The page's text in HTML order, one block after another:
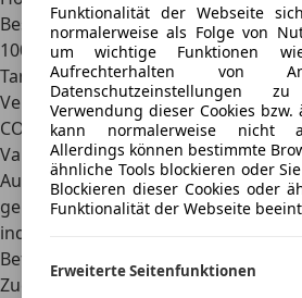
Beschleunigung 0 auf
100 km/h
11,8 s
Tankvolumen
48 – 65 Liter
Verbrauch
5,6 l
CO2-Emissionen
132 g/km
Varianten
Auch die enorme Auswahl
gehört zu den Vorteilen des Mazda
individuelle Nutzung als Transport-
Beförderungsfahrzeug stellt somit
Zudem können
Funktionalität der Webseite
normalerweise als Folge von
um wichtige Funktionen
Aufrechterhalten von
Datenschutzeinstellungen
Verwendung dieser Cookies
kann normalerweise nicht
Allerdings können bestimmte
ähnliche Tools blockieren oder
Blockieren dieser Cookies oder
Funktionalität der Webseite
Erweiterte Seitenfunktionen